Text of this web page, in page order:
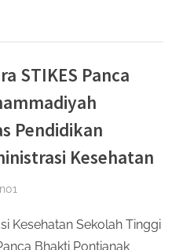
STIKES Panca
Pendidikan
Kesehatan
Kesehatan Sekolah Tinggi
Bhakti Pontianak